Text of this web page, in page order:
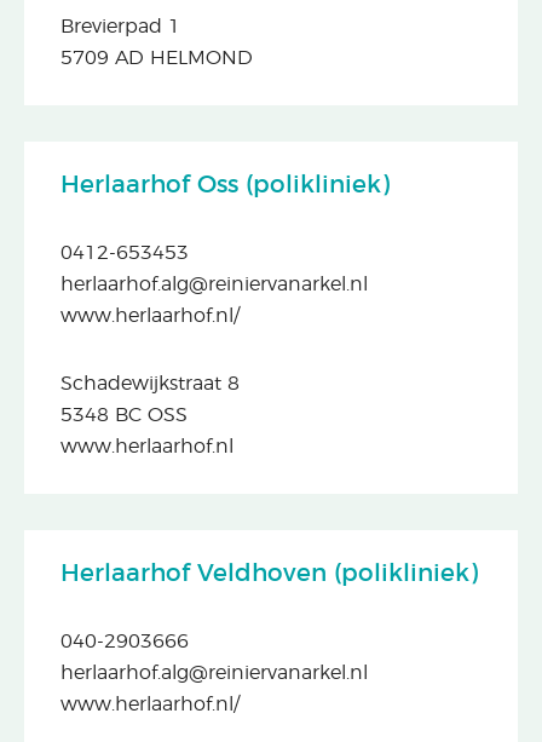
Brevierpad 1
5709 AD HELMOND
Herlaarhof Oss (polikliniek)
0412-653453
herlaarhof.alg@reiniervanarkel.nl
www.herlaarhof.nl/
Schadewijkstraat 8
5348 BC OSS
www.herlaarhof.nl
Herlaarhof Veldhoven (polikliniek)
040-2903666
herlaarhof.alg@reiniervanarkel.nl
www.herlaarhof.nl/